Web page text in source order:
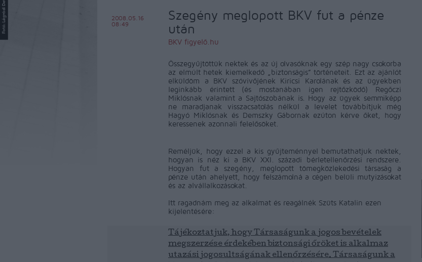
Szegény meglopott BKV fut a pénze
után
BKV figyelő.hu
2008.05.16
08:49
Összegyűjtöttük nektek és az új olvasóknak egy szép nagy csokorba
az elmúlt hetek kiemelkedő „biztonságis” történeteit. Ezt az ajánlót
elküldöm a BKV szóvivőjének Kiricsi Karolának és az ügyekben
leginkább érintett (és mostanában igen rejtőzködő) Regőczi
Miklósnak valamint a Sajtószobának is. Hogy az ügyek semmiképp
ne maradjanak visszacsatolás nélkül a levelet továbbítjuk még
Hagyó Miklósnak és Demszky Gábornak ezúton kérve őket, hogy
keressenek azonnali felelősöket.
Reméljük, hogy ezzel a kis gyűjteménnyel bemutathatjuk nektek,
hogyan is néz ki a BKV XXI. századi bérletellenőrzési rendszere.
Hogyan fut a szegény, meglopott tömegközlekedési társaság a
pénze után ahelyett, hogy felszámolná a cégen belüli mutyizásokat
és az alvállalkozásokat.
Itt ragadnám meg az alkalmat és reagálnék Szüts Katalin ezen
kijelentésére:
Tájékoztatjuk, hogy Társaságunk a jogos bevételek
megszerzése érdekében biztonsági őröket is alkalmaz
utazási jogosultságának ellenőrzésére. Társaságunk a